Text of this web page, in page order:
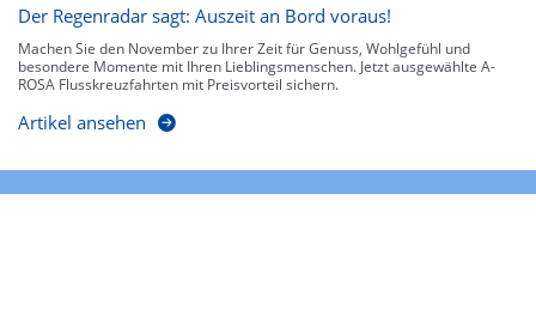
Der Regenradar sagt: Auszeit an Bord voraus!
Machen Sie den November zu Ihrer Zeit für Genuss, Wohlgefühl und
besondere Momente mit Ihren Lieblingsmenschen. Jetzt ausgewählte A-
ROSA Flusskreuzfahrten mit Preisvorteil sichern.
Artikel ansehen